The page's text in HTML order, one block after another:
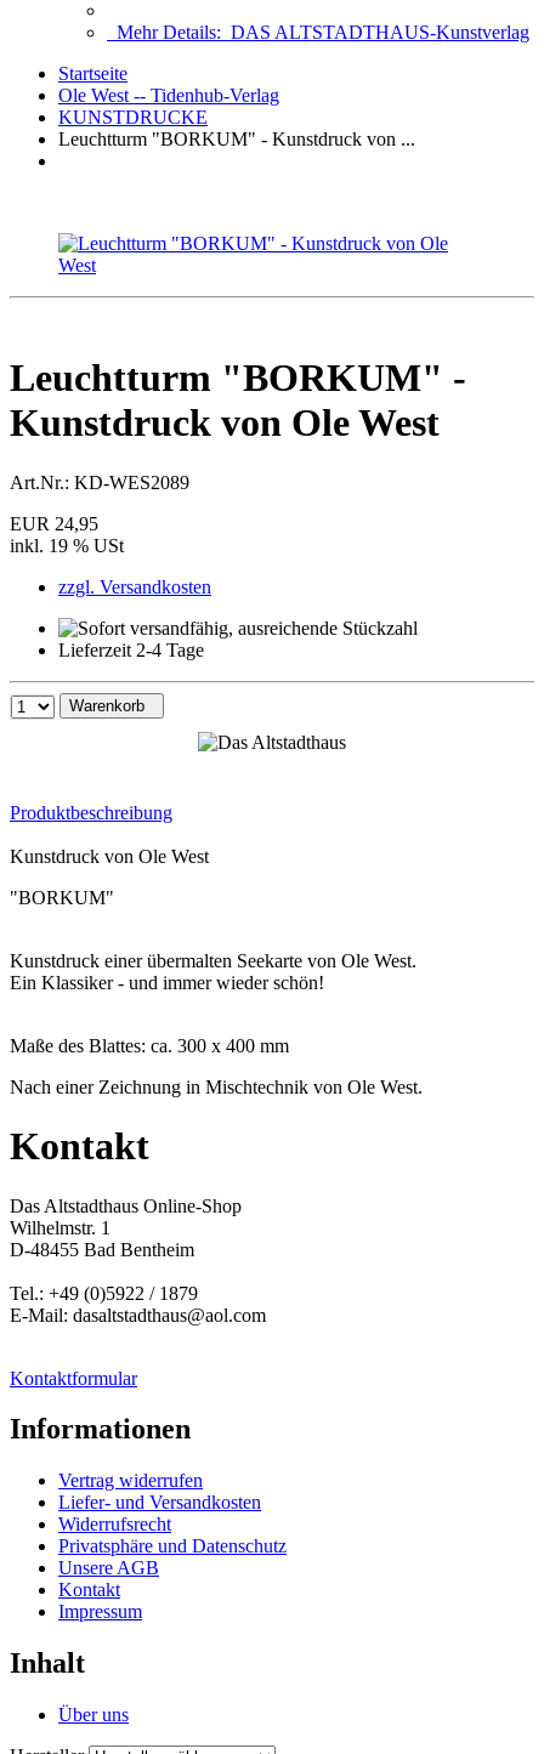
Mehr Details: DAS ALTSTADTHAUS-Kunstverlag
Startseite
Ole West -- Tidenhub-Verlag
KUNSTDRUCKE
Leuchtturm "BORKUM" - Kunstdruck von ...
Leuchtturm "BORKUM" -
Kunstdruck von Ole West
Art.Nr.: KD-WES2089
EUR 24,95
inkl. 19 % USt
zzgl. Versandkosten
Lieferzeit 2-4 Tage
Warenkorb
Produktbeschreibung
Kunstdruck von Ole West
"BORKUM"
Kunstdruck einer übermalten Seekarte von Ole West.
Ein Klassiker - und immer wieder schön!
Maße des Blattes: ca. 300 x 400 mm
Nach einer Zeichnung in Mischtechnik von Ole West.
Kontakt
Das Altstadthaus Online-Shop
Wilhelmstr. 1
D-48455 Bad Bentheim
Tel.: +49 (0)5922 / 1879
E-Mail: dasaltstadthaus@aol.com
Kontaktformular
Informationen
Vertrag widerrufen
Liefer- und Versandkosten
Widerrufsrecht
Privatsphäre und Datenschutz
Unsere AGB
Kontakt
Impressum
Inhalt
Über uns